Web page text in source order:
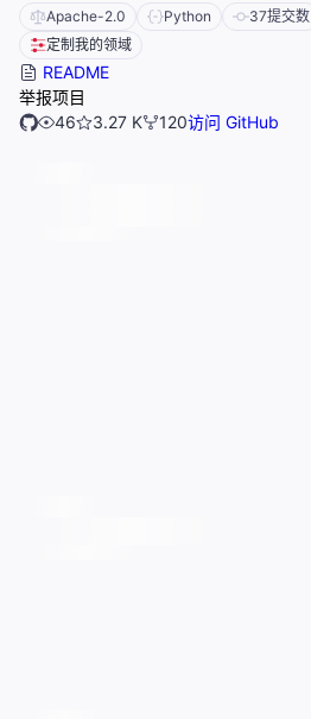
Apache-2.0 Python 37提交数
定制我的领域
README
举报项目
46
3.27 K 120访问 GitHub